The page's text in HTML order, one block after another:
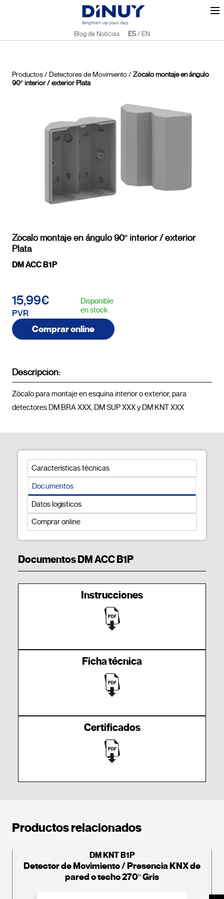
Blog de Noticias ES/ EN
Productos/ Detectores de Movimiento/ Zócalo montaje en ángulo
90º interior / exterior Plata
Zócalo montaje en ángulo 90º interior / exterior
Plata
DM ACC B1P
15,99€
PVR
Disponible
en stock
Comprar online
Descripción:
Zócalo para montaje en esquina interior o exterior, para
Características técnicas
Documentos
Datos logísticos
Comprar online
Documentos DM ACC B1P
Instrucciones
Ficha técnica
Certificados
Productos relacionados
DM KNT B1P
Detector de Movimiento / Presencia KNX de
pared o techo 270º Gris